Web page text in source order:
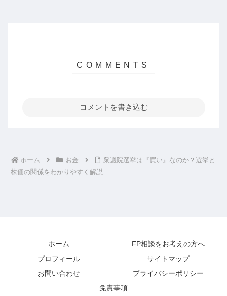
コメントを書き込む
ホーム お金
衆議院選挙は『買い』なのか？選挙と
株価の関係をわかりやすく解説
ホーム
FP相談をお考えの方へ
プロフィール
サイトマップ
お問い合わせ
プライバシーポリシー
免責事項